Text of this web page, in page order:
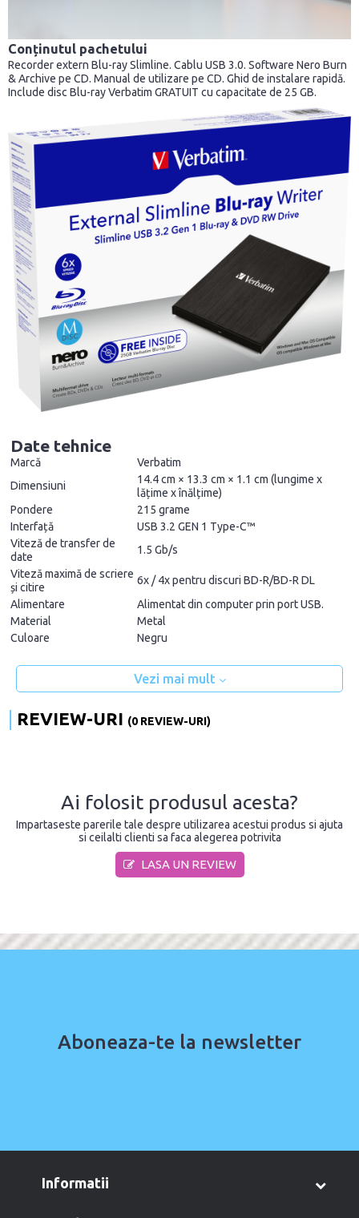
Conținutul pachetului
Recorder extern Blu-ray Slimline. Cablu USB 3.0. Software Nero Burn
& Archive pe CD. Manual de utilizare pe CD. Ghid de instalare rapidă.
Include disc Blu-ray Verbatim GRATUIT cu capacitate de 25 GB.
Date tehnice
Marcă
Verbatim
Dimensiuni
14.4 cm × 13.3 cm × 1.1 cm (lungime x
lățime x înălțime)
Pondere
215 grame
Interfață
USB 3.2 GEN 1 Type-C™
Viteză de transfer de
date
1.5 Gb/s
Viteză maximă de scriere
și citire
6x / 4x pentru discuri BD-R/BD-R DL
Alimentare
Alimentat din computer prin port USB.
Material
Metal
Culoare
Negru
Vezi mai mult
REVIEW-URI (0 REVIEW-URI)
Ai folosit produsul acesta?
Impartaseste parerile tale despre utilizarea acestui produs si ajuta
si ceilalti clienti sa faca alegerea potrivita
LASA UN REVIEW
Aboneaza-te la newsletter
informatii